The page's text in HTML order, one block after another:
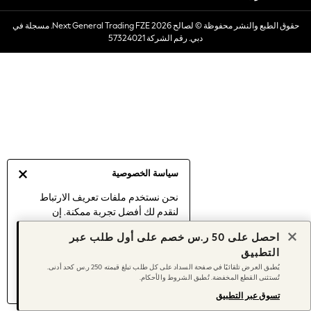
سياسة الخصوصية
نحن نستخدم ملفات تعريف الارتباط
لنقدم لك أفضل تجربة ممكنة. إن
موافقتك على استخدامنا لملفات تعريف
اكتشف المزيد عن إدارة إعدادات ملفات
تعريف الارتباط (الكوكيز).
Dresses
Occasionwear
Sets & Outfits
Sun Hats & Caps
Women's Holiday Shop
Women's Travel Styles
Dresses
Occasionwear
Linen Collection
Tops & T-Shirts
حقوق الطبع والنشر محفوظة © لصالح 2026 Next General Trading FZE. مسجلة في
دبي. رقم الشركة 57324021
احصل على 50 ر.س خصم على أول طلب عبر
التطبيق
يُطبق العرض تلقائيًا في صفحة السداد على كل طلب تبلغ قيمته 250 ر.س كحد أدنى.
تُستثنى القطع المخفضة. تُطبق الشروط والأحكام.
تسوق عبر التطبيق